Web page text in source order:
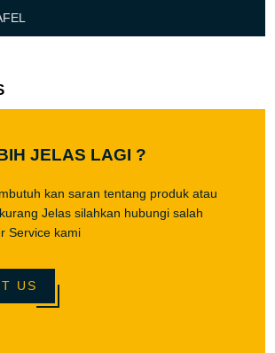
JELAS LAGI ?
kan saran tentang produk atau
Jelas silahkan hubungi salah
Service kami
US